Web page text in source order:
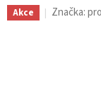
Akce Značka: